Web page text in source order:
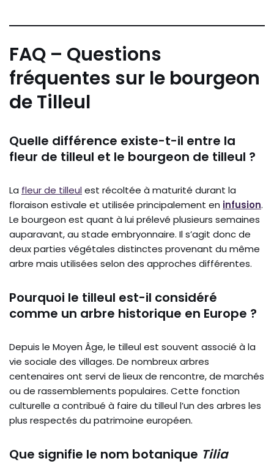
FAQ – Questions
fréquentes sur le bourgeon
de Tilleul
Quelle différence existe-t-il entre la
fleur de tilleul et le bourgeon de tilleul ?
La fleur de tilleulest récoltée à maturité durant la
floraison estivale et utilisée principalement en infusion.
Le bourgeon est quant à lui prélevé plusieurs semaines
auparavant, au stade embryonnaire. Il s’agit donc de
deux parties végétales distinctes provenant du même
arbre mais utilisées selon des approches différentes.
Pourquoi le tilleul est-il considéré
comme un arbre historique en Europe ?
Depuis le Moyen Âge, le tilleul est souvent associé à la
vie sociale des villages. De nombreux arbres
centenaires ont servi de lieux de rencontre, de marchés
ou de rassemblements populaires. Cette fonction
culturelle a contribué à faire du tilleul l’un des arbres les
plus respectés du patrimoine européen.
Que signifie le nom botanique Tilia